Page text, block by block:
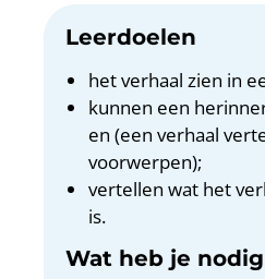
Leerdoelen
het verhaal zien in
kunnen een
en (een verhaal
voorwerpen);
vertellen wat het
is.
Wat heb je